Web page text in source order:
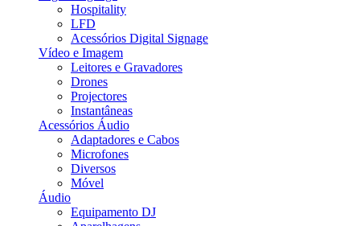
Hospitality
LFD
Acessórios Digital Signage
Vídeo e Imagem
Leitores e Gravadores
Drones
Projectores
Instantâneas
Acessórios Áudio
Adaptadores e Cabos
Microfones
Diversos
Móvel
Áudio
Equipamento DJ